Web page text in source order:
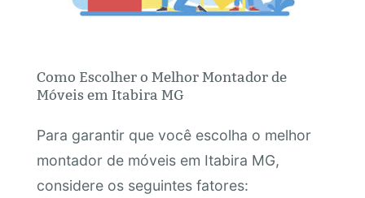
Como Escolher o Melhor Montador de
Móveis em Itabira MG
Para garantir que você escolha o melhor
montador de móveis em Itabira MG,
considere os seguintes fatores: